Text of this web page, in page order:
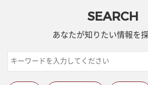
SEARCH
あなたが知りたい情報を